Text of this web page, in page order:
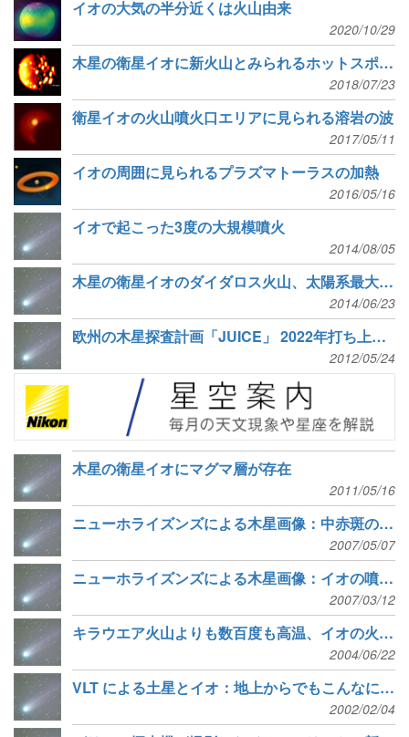
イオの大気の半分近くは火山由来
2020/10/29
木星の衛星イオに新火山とみられるホットスポット
2018/07/23
衛星イオの火山噴火口エリアに見られる溶岩の波
2017/05/11
イオの周囲に見られるプラズマトーラスの加熱
2016/05/16
イオで起こった3度の大規模噴火
2014/08/05
木星の衛星イオのダイダロス火山、太陽系最大級の活動
2014/06/23
欧州の木星探査計画「JUICE」 2022年打ち上げ目標
2012/05/24
木星の衛星イオにマグマ層が存在
2011/05/16
ニューホライズンズによる木星画像：中赤斑のカラー画像、イオの溶岩
2007/05/07
ニューホライズンズによる木星画像：イオの噴火と細いリング
2007/03/12
キラウエア火山よりも数百度も高温、イオの火山についての最新研究
2004/06/22
VLT による土星とイオ：地上からでもこんなにきれい
2002/02/04